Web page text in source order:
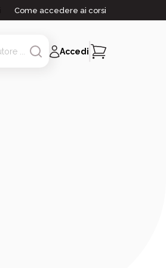
Come accedere ai corsi
Accedi